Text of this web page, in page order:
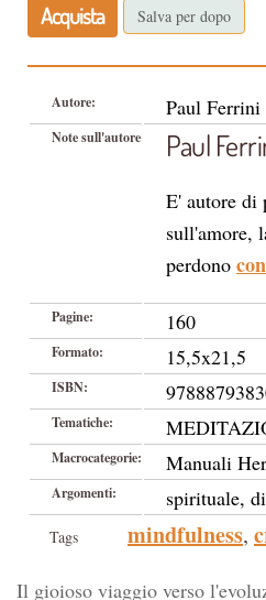
Acquista Salva per dopo
Autore: Paul Ferrini
Note sull'autore Paul
E' autore
sull'amore,
perdono
Pagine: 160
Formato: 15,5x21,5
ISBN:
Tematiche:
Macrocategorie: Manuali
Argomenti: spirituale,
Tags mindfulness,
Il gioioso viaggio verso